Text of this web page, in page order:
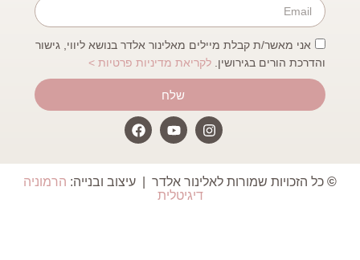
ת קבלת מיילים מאלינור אלדר בנושא ליווי, גישור
בגירושין. לקריאת מדיניות פרטיות >
שמורות לאלינור אלדר | עיצוב ובנייה:
הרמוניה